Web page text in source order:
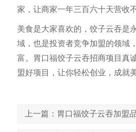
家，让商家一年三百六十天营收
美食是大家喜欢的，饺子云吞是
域，也是投资者竞争加盟的领域
富。胃口福饺子云吞招商项目真
盟好项目，让你轻松创业，成就
上一篇 ：胃口福饺子云吞加盟品牌凭什么